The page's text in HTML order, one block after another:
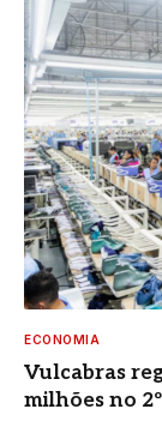
ECONOMIA
Vulcabras
milhões no